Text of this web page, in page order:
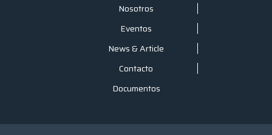
Nosotros
Eventos
News & Article
Contacto
Documentos